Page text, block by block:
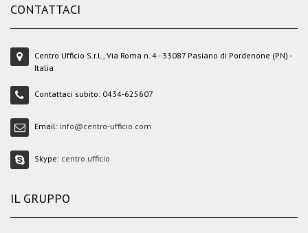
CONTATTACI
Centro Ufficio S.r.l., Via Roma n. 4 - 33087 Pasiano di Pordenone (PN) -
Italia
Contattaci subito: 0434-625607
Email: info@centro-ufficio.com
Skype: centro.ufficio
IL GRUPPO